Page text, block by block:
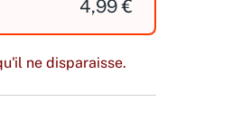
4,99 €
ne disparaisse.